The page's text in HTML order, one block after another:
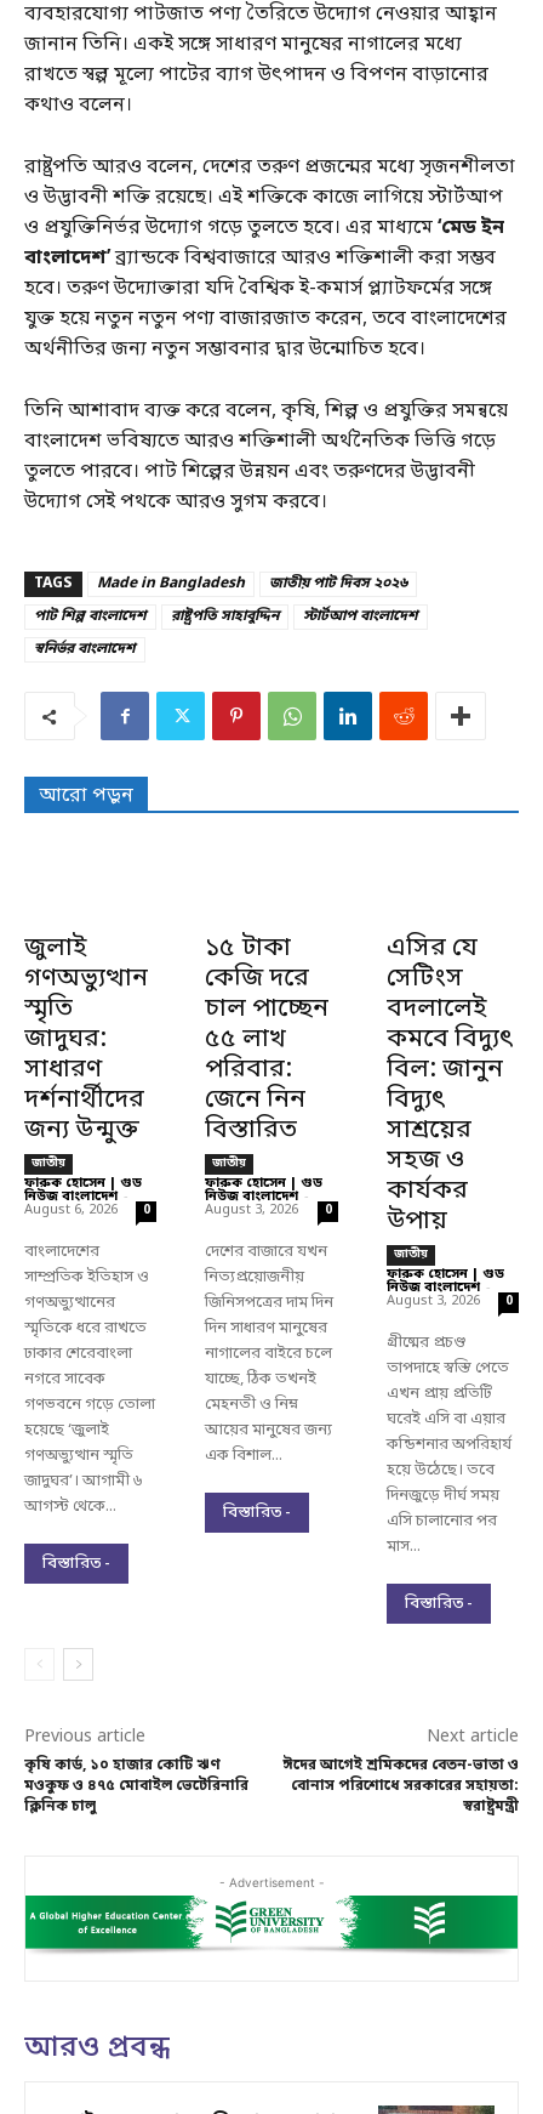
ব্যবহারযোগ্য পাটজাত পণ্য তৈরিতে উদ্যোগ নেওয়ার আহ্বান
জানান তিনি। একই সঙ্গে সাধারণ মানুষের নাগালের মধ্যে
রাখতে স্বল্প মূল্যে পাটের ব্যাগ উৎপাদন ও বিপণন বাড়ানোর
কথাও বলেন।
রাষ্ট্রপতি আরও বলেন, দেশের তরুণ প্রজন্মের মধ্যে সৃজনশীলতা
ও উদ্ভাবনী শক্তি রয়েছে। এই শক্তিকে কাজে লাগিয়ে স্টার্টআপ
ও প্রযুক্তিনির্ভর উদ্যোগ গড়ে তুলতে হবে। এর মাধ্যমে‘মেড ইন
বাংলাদেশ’ব্র্যান্ডকে বিশ্ববাজারে আরও শক্তিশালী করা সম্ভব
হবে। তরুণ উদ্যোক্তারা যদি বৈশ্বিক ই-কমার্স প্ল্যাটফর্মের সঙ্গে
যুক্ত হয়ে নতুন নতুন পণ্য বাজারজাত করেন, তবে বাংলাদেশের
অর্থনীতির জন্য নতুন সম্ভাবনার দ্বার উন্মোচিত হবে।
তিনি আশাবাদ ব্যক্ত করে বলেন, কৃষি, শিল্প ও প্রযুক্তির সমন্বয়ে
বাংলাদেশ ভবিষ্যতে আরও শক্তিশালী অর্থনৈতিক ভিত্তি গড়ে
তুলতে পারবে। পাট শিল্পের উন্নয়ন এবং তরুণদের উদ্ভাবনী
উদ্যোগ সেই পথকে আরও সুগম করবে।
TAGS Made in Bangladesh
জাতীয় পাট দিবস ২০২৬
পাট শিল্প বাংলাদেশ
রাষ্ট্রপতি সাহাবুদ্দিন
স্টার্টআপ বাংলাদেশ
স্বনির্ভর বাংলাদেশ
আরো পড়ুন
জুলাই
গণঅভ্যুত্থান
স্মৃতি
জাদুঘর:
সাধারণ
দর্শনার্থীদের
জন্য উন্মুক্ত
জাতীয়
ফারুক হোসেন | গুড
নিউজ বাংলাদেশ -
August 6, 2026 0
বাংলাদেশের
সাম্প্রতিক ইতিহাস ও
গণঅভ্যুত্থানের
স্মৃতিকে ধরে রাখতে
ঢাকার শেরেবাংলা
নগরে সাবেক
গণভবনে গড়ে তোলা
হয়েছে ‘জুলাই
গণঅভ্যুত্থান স্মৃতি
জাদুঘর’। আগামী ৬
আগস্ট থেকে...
বিস্তারিত -
১৫ টাকা
কেজি দরে
চাল পাচ্ছেন
৫৫ লাখ
পরিবার:
জেনে নিন
বিস্তারিত
জাতীয়
ফারুক হোসেন | গুড
নিউজ বাংলাদেশ -
August 3, 2026 0
দেশের বাজারে যখন
নিত্যপ্রয়োজনীয়
জিনিসপত্রের দাম দিন
দিন সাধারণ মানুষের
নাগালের বাইরে চলে
যাচ্ছে, ঠিক তখনই
মেহনতী ও নিম্ন
আয়ের মানুষের জন্য
এক বিশাল...
বিস্তারিত -
এসির যে
সেটিংস
বদলালেই
কমবে বিদ্যুৎ
বিল: জানুন
বিদ্যুৎ
সাশ্রয়ের
সহজ ও
কার্যকর
উপায়
জাতীয়
ফারুক হোসেন | গুড
নিউজ বাংলাদেশ -
August 3, 2026 0
গ্রীষ্মের প্রচণ্ড
তাপদাহে স্বস্তি পেতে
এখন প্রায় প্রতিটি
ঘরেই এসি বা এয়ার
কন্ডিশনার অপরিহার্য
হয়ে উঠেছে। তবে
দিনজুড়ে দীর্ঘ সময়
এসি চালানোর পর
মাস...
বিস্তারিত -
Previous article
কৃষি কার্ড, ১০ হাজার কোটি ঋণ
মওকুফ ও ৪৭৫ মোবাইল ভেটেরিনারি
ক্লিনিক চালু
Next article
ঈদের আগেই শ্রমিকদের বেতন-ভাতা ও
বোনাস পরিশোধে সরকারের সহায়তা:
স্বরাষ্ট্রমন্ত্রী
- Advertisement -
আরও প্রবন্ধ